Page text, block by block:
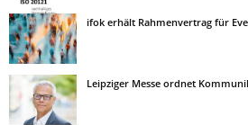
ifok erhält Rahmenvertrag für
Leipziger Messe ordnet